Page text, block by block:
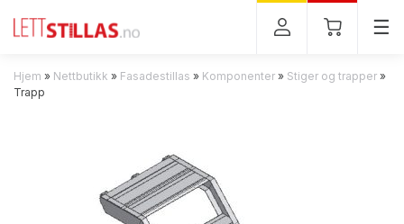
☰
Hjem » Nettbutikk » Fasadestillas » Komponenter » Stiger og trapper »
Trapp